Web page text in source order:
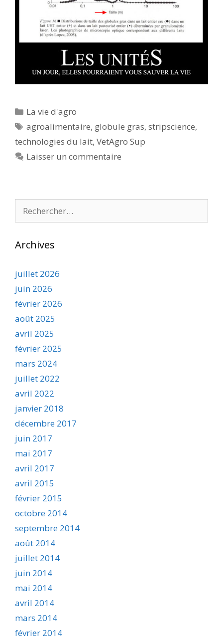
Catégories
La vie d'agro
Étiquettes
agroalimentaire, globule gras,stripscience,
technologies du lait, VetAgro Sup
Laisser un commentaire
Archives
juillet 2026
juin 2026
février 2026
août 2025
avril 2025
février 2025
mars 2024
juillet 2022
avril 2022
janvier 2018
décembre 2017
juin 2017
mai 2017
avril 2017
avril 2015
février 2015
octobre 2014
septembre 2014
août 2014
juillet 2014
juin 2014
mai 2014
avril 2014
mars 2014
février 2014